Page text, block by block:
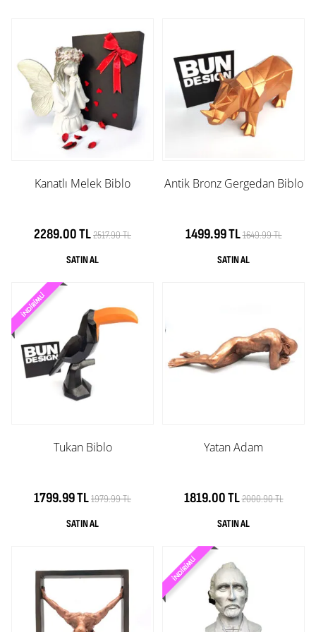
Kanatlı Melek Biblo
2289.00 TL2517.90 TL
Antik Bronz Gergedan Biblo
1499.99 TL1649.99 TL
Tukan Biblo
1799.99 TL1979.99 TL
Yatan Adam
1819.00 TL2000.90 TL